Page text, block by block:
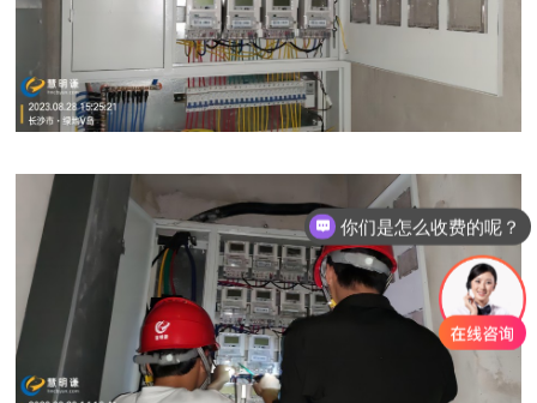
你们是怎么收费的呢？